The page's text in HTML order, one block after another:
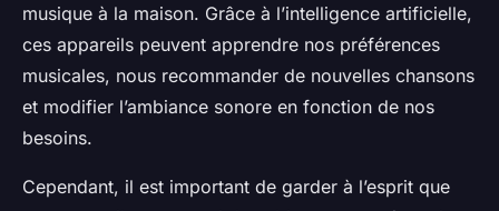
musique à la maison. Grâce à l’intelligence artificielle,
ces appareils peuvent apprendre nos préférences
musicales, nous recommander de nouvelles chansons
et modifier l’ambiance sonore en fonction de nos
besoins.
Cependant, il est important de garder à l’esprit que